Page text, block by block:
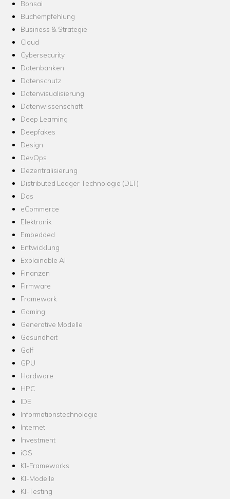
Bonsai
Buchempfehlung
Business & Strategie
Cloud
Cybersecurity
Datenbanken
Datenschutz
Datenvisualisierung
Datenwissenschaft
Deep Learning
Deepfakes
Design
DevOps
Dezentralisierung
Distributed Ledger Technologie (DLT)
Dos
eCommerce
Elektronik
Embedded
Entwicklung
Explainable AI
Finanzen
Firmware
Framework
Gaming
Generative Modelle
Gesundheit
Golf
GPU
Hardware
HPC
IDE
Informationstechnologie
Internet
Investment
iOS
KI-Frameworks
KI-Modelle
KI-Testing